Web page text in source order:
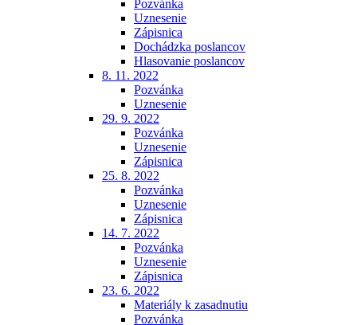
Pozvánka
Uznesenie
Zápisnica
Dochádzka poslancov
Hlasovanie poslancov
8. 11. 2022
Pozvánka
Uznesenie
29. 9. 2022
Pozvánka
Uznesenie
Zápisnica
25. 8. 2022
Pozvánka
Uznesenie
Zápisnica
14. 7. 2022
Pozvánka
Uznesenie
Zápisnica
23. 6. 2022
Materiály k zasadnutiu
Pozvánka